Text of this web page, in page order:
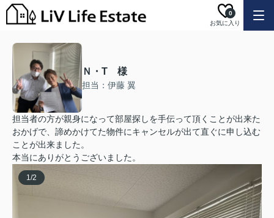
お気に入り
0
Ｎ・T 様
担当：伊藤 翼
担当者の方が親身になって部屋探しを手伝って頂くことが出来た
おかげで、諦めかけてた物件にキャンセルが出て直ぐに申し込む
ことが出来ました。
本当にありがとうございました。
1/2